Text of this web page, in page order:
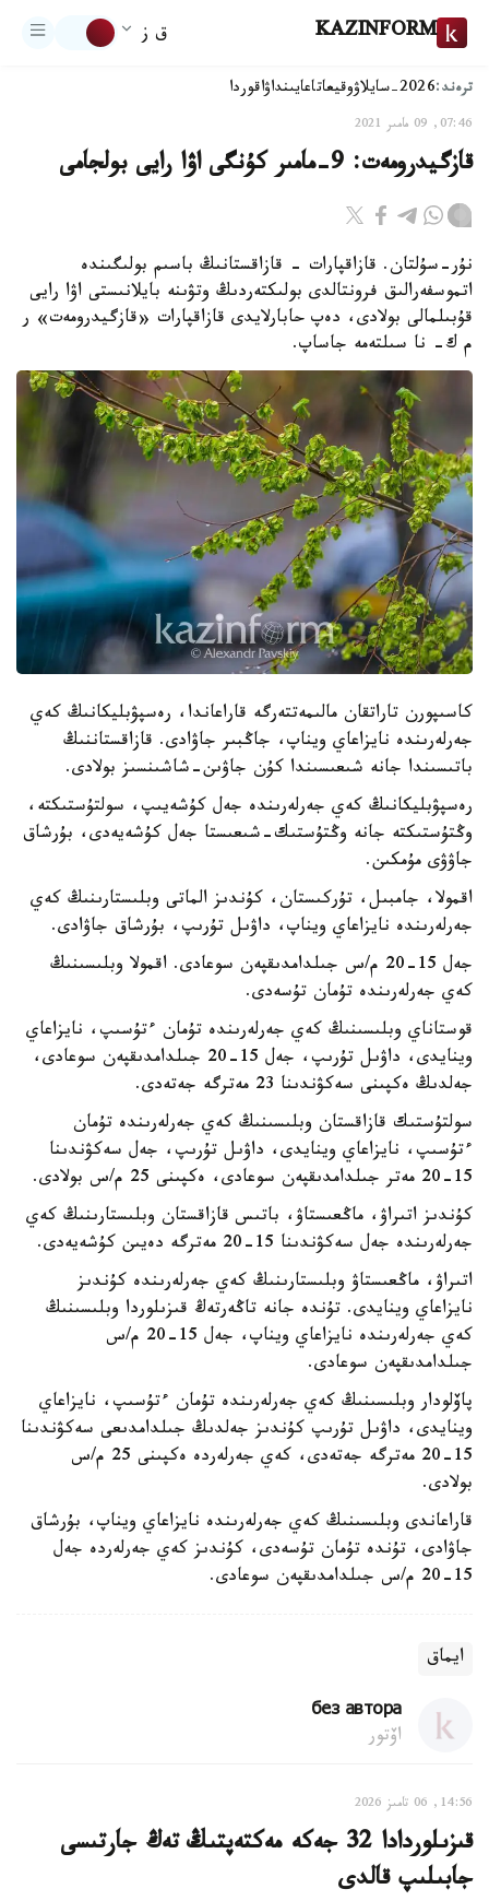
KAZINFORM ق ز
ترەند:2026-سايلاۋ وقيعاتاعايىنداۋاقوردا
07:46, 09 مامىر 2021
قازگيدرومەت: 9-مامىر كۇنگى اۋا رايى بولجامى
نۇر-سۇلتان. قازاقپارات - قازاقستانىڭ باسىم بولىگىندە
اتموسفەرالىق فرونتالدى بولىكتەردىڭ وتۋىنە بايلانىستى اۋا رايى
قۇبىلمالى بولادى، دەپ حابارلايدى قازاقپارات «قازگيدرومەت» ر
م ك- نا سىلتەمە جاساپ.
كاسىپورن تاراتقان مالىمەتتەرگە قاراعاندا، رەسپۋبليكانىڭ كەي
جەرلەرىندە نايزاعاي ويناپ، جاڭبىر جاۋادى. قازاقستاننىڭ
باتىسىندا جانە شىعىسىندا كۇن جاۋىن-شاشىنسىز بولادى.
رەسپۋبليكانىڭ كەي جەرلەرىندە جەل كۇشەيىپ، سولتۇستىكتە،
وڭتۇستىكتە جانە وڭتۇستىك-شىعىستا جەل كۇشەيەدى، بۇرشاق
جاۋۋى مۇمكىن.
اقمولا، جامبىل، تۇركىستان، كۇندىز الماتى وبلىستارىنىڭ كەي
جەرلەرىندە نايزاعاي ويناپ، داۋىل تۇرىپ، بۇرشاق جاۋادى.
جەل 15-20 م/س جىلدامدىقپەن سوعادى. اقمولا وبلىسىنىڭ
كەي جەرلەرىندە تۇمان تۇسەدى.
قوستاناي وبلىسىنىڭ كەي جەرلەرىندە تۇمان ءتۇسىپ، نايزاعاي
وينايدى، داۋىل تۇرىپ، جەل 15-20 جىلدامدىقپەن سوعادى،
جەلدىڭ ەكپىنى سەكۋندىنا 23 مەترگە جەتەدى.
سولتۇستىك قازاقستان وبلىسىنىڭ كەي جەرلەرىندە تۇمان
ءتۇسىپ، نايزاعاي وينايدى، داۋىل تۇرىپ، جەل سەكۋندىنا
15-20 مەتر جىلدامدىقپەن سوعادى، ەكپىنى 25 م/س بولادى.
كۇندىز اتىراۋ، ماڭعىستاۋ، باتىس قازاقستان وبلىستارىنىڭ كەي
جەرلەرىندە جەل سەكۋندىنا 15-20 مەترگە دەيىن كۇشەيەدى.
اتىراۋ، ماڭعىستاۋ وبلىستارىنىڭ كەي جەرلەرىندە كۇندىز
نايزاعاي وينايدى. تۇندە جانە تاڭەرتەڭ قىزىلوردا وبلىسىنىڭ
كەي جەرلەرىندە نايزاعاي ويناپ، جەل 15-20 م/س
جىلدامدىقپەن سوعادى.
پاۆلودار وبلىسىنىڭ كەي جەرلەرىندە تۇمان ءتۇسىپ، نايزاعاي
وينايدى، داۋىل تۇرىپ كۇندىز جەلدىڭ جىلدامدىعى سەكۋندىنا
15-20 مەترگە جەتەدى، كەي جەرلەردە ەكپىنى 25 م/س
بولادى.
قاراعاندى وبلىسىنىڭ كەي جەرلەرىندە نايزاعاي ويناپ، بۇرشاق
جاۋادى، تۇندە تۇمان تۇسەدى، كۇندىز كەي جەرلەردە جەل
15-20 م/س جىلدامدىقپەن سوعادى.
ايماق
без автора
اۆتور
14:56, 06 تامىز 2026
قىزىلوردادا 32 جەكە مەكتەپتىڭ تەڭ جارتىسى
جابىلىپ قالدى